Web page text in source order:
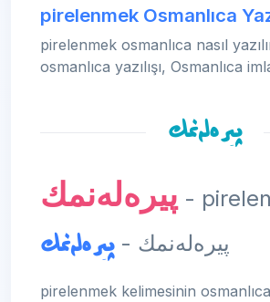
pirelenmek Osmanlıca
pirelenmek osmanlıca nasıl
osmanlıca yazılışı, Osmanlıca
پیره‌له‌نمك
پیره‌له‌نمك -
پیره‌له‌نمك -پیره‌له‌نمك
pirelenmek kelimesinin osmanlıca